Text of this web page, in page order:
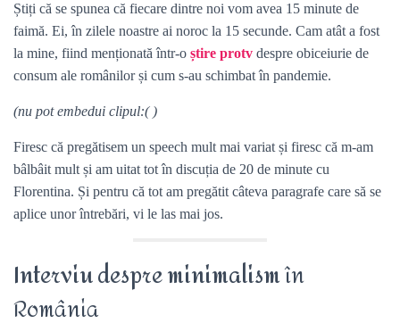
Știți că se spunea că fiecare dintre noi vom avea 15 minute de
faimă. Ei, în zilele noastre ai noroc la 15 secunde. Cam atât a fost
la mine, fiind menționată într-o știre protv despre obiceiurie de
consum ale românilor și cum s-au schimbat în pandemie.
(nu pot embedui clipul:( )
Firesc că pregătisem un speech mult mai variat și firesc că m-am
bâlbâit mult și am uitat tot în discuția de 20 de minute cu
Florentina. Și pentru că tot am pregătit câteva paragrafe care să se
aplice unor întrebări, vi le las mai jos.
Interviu despre minimalismîn
România